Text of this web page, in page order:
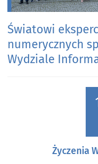
Światowi
numerycznych
Wydziale
Życzenia